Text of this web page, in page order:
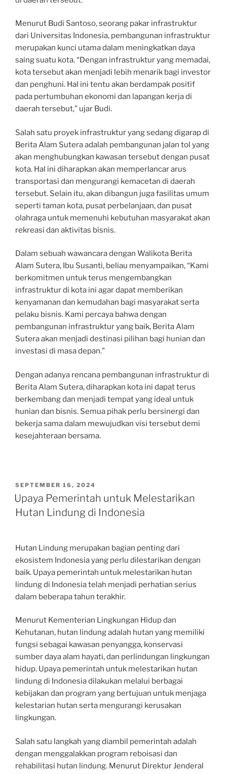
Menurut Budi Santoso, seorang pakar infrastruktur
dari Universitas Indonesia, pembangunan infrastruktur
merupakan kunci utama dalam meningkatkan daya
saing suatu kota. “Dengan infrastruktur yang memadai,
kota tersebut akan menjadi lebih menarik bagi investor
dan penghuni. Hal ini tentu akan berdampak positif
pada pertumbuhan ekonomi dan lapangan kerja di
daerah tersebut,” ujar Budi.
Salah satu proyek infrastruktur yang sedang digarap di
Berita Alam Sutera adalah pembangunan jalan tol yang
akan menghubungkan kawasan tersebut dengan pusat
kota. Hal ini diharapkan akan memperlancar arus
transportasi dan mengurangi kemacetan di daerah
tersebut. Selain itu, akan dibangun juga fasilitas umum
seperti taman kota, pusat perbelanjaan, dan pusat
olahraga untuk memenuhi kebutuhan masyarakat akan
rekreasi dan aktivitas bisnis.
Dalam sebuah wawancara dengan Walikota Berita
Alam Sutera, Ibu Susanti, beliau menyampaikan, “Kami
berkomitmen untuk terus mengembangkan
infrastruktur di kota ini agar dapat memberikan
kenyamanan dan kemudahan bagi masyarakat serta
pelaku bisnis. Kami percaya bahwa dengan
pembangunan infrastruktur yang baik, Berita Alam
Sutera akan menjadi destinasi pilihan bagi hunian dan
investasi di masa depan.”
Dengan adanya rencana pembangunan infrastruktur di
Berita Alam Sutera, diharapkan kota ini dapat terus
berkembang dan menjadi tempat yang ideal untuk
hunian dan bisnis. Semua pihak perlu bersinergi dan
bekerja sama dalam mewujudkan visi tersebut demi
kesejahteraan bersama.
POSTED
ON
SEPTEMBER 16, 2024
Upaya Pemerintah untuk Melestarikan
Hutan Lindung di Indonesia
Hutan Lindung merupakan bagian penting dari
ekosistem Indonesia yang perlu dilestarikan dengan
baik. Upaya pemerintah untuk melestarikan hutan
lindung di Indonesia telah menjadi perhatian serius
dalam beberapa tahun terakhir.
Menurut Kementerian Lingkungan Hidup dan
Kehutanan, hutan lindung adalah hutan yang memiliki
fungsi sebagai kawasan penyangga, konservasi
sumber daya alam hayati, dan perlindungan lingkungan
hidup. Upaya pemerintah untuk melestarikan hutan
lindung di Indonesia dilakukan melalui berbagai
kebijakan dan program yang bertujuan untuk menjaga
kelestarian hutan serta mengurangi kerusakan
lingkungan.
Salah satu langkah yang diambil pemerintah adalah
dengan menggalakkan program reboisasi dan
rehabilitasi hutan lindung. Menurut Direktur Jenderal